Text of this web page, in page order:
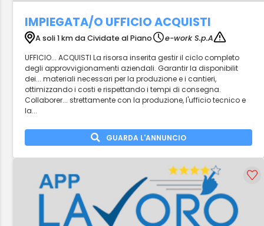
IMPIEGATA/O UFFICIO ACQUISTI
A soli 1 km da Cividate al Piano
e-work S.p.A
UFFICIO... ACQUISTI La risorsa inserita gestir il ciclo completo
degli approvvigionamenti aziendali. Garantir la disponibilit
dei... materiali necessari per la produzione e i cantieri,
ottimizzando i costi e rispettando i tempi di consegna.
Collaborer... strettamente con la produzione, l'ufficio tecnico e
la...
GUARDA L'ANNUNCIO